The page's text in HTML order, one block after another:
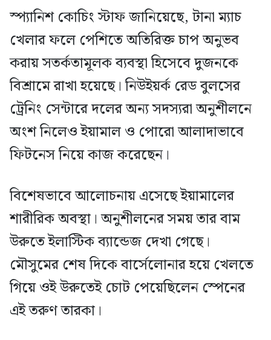
স্প্যানিশ কোচিং স্টাফ জানিয়েছে, টানা ম্যাচ
খেলার ফলে পেশিতে অতিরিক্ত চাপ অনুভব
করায় সতর্কতামূলক ব্যবস্থা হিসেবে দুজনকে
বিশ্রামে রাখা হয়েছে। নিউইয়র্ক রেড বুলসের
ট্রেনিং সেন্টারে দলের অন্য সদস্যরা অনুশীলনে
অংশ নিলেও ইয়ামাল ও পোরো আলাদাভাবে
ফিটনেস নিয়ে কাজ করেছেন।
বিশেষভাবে আলোচনায় এসেছে ইয়ামালের
শারীরিক অবস্থা। অনুশীলনের সময় তার বাম
উরুতে ইলাস্টিক ব্যান্ডেজ দেখা গেছে।
মৌসুমের শেষ দিকে বার্সেলোনার হয়ে খেলতে
গিয়ে ওই উরুতেই চোট পেয়েছিলেন স্পেনের
এই তরুণ তারকা।